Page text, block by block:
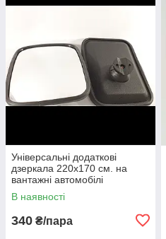
Універсальні додаткові
дзеркала 220х170 см. на
вантажні автомобілі
В наявності
340 ₴/пара